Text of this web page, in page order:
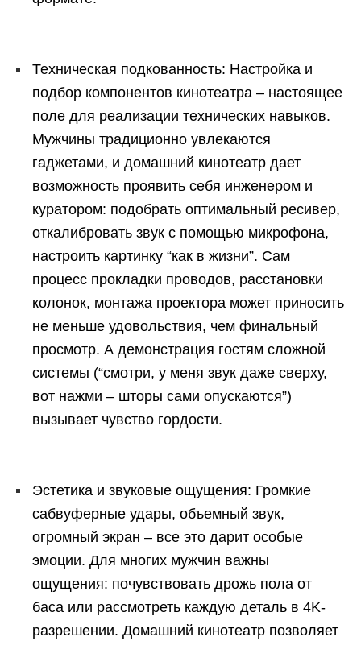
Техническая подкованность: Настройка и
подбор компонентов кинотеатра – настоящее
поле для реализации технических навыков.
Мужчины традиционно увлекаются
гаджетами, и домашний кинотеатр дает
возможность проявить себя инженером и
куратором: подобрать оптимальный ресивер,
откалибровать звук с помощью микрофона,
настроить картинку “как в жизни”. Сам
процесс прокладки проводов, расстановки
колонок, монтажа проектора может приносить
не меньше удовольствия, чем финальный
просмотр. А демонстрация гостям сложной
системы (“смотри, у меня звук даже сверху,
вот нажми – шторы сами опускаются”)
вызывает чувство гордости.
Эстетика и звуковые ощущения: Громкие
сабвуферные удары, объемный звук,
огромный экран – все это дарит особые
эмоции. Для многих мужчин важны
ощущения: почувствовать дрожь пола от
баса или рассмотреть каждую деталь в 4K-
разрешении. Домашний кинотеатр позволяет